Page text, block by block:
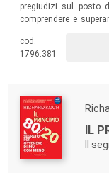
pregiudizi sul posto
comprendere e
mentali (il prodotto di
più di trenta strumenti
cod.
1796.381
IL
Il